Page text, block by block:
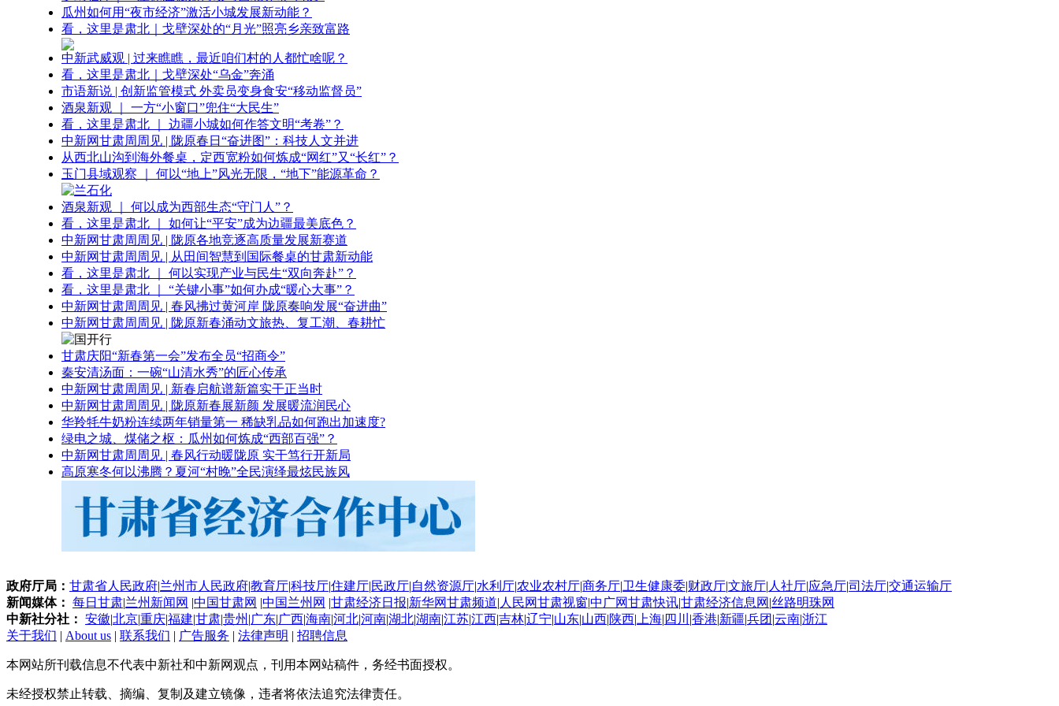
瓜州如何用“夜市经济”激活小城发展新动能？
看，这里是肃北｜戈壁深处的“月光”照亮乡亲致富路
中新武威观 | 过来瞧瞧，最近咱们村的人都忙啥呢？
看，这里是肃北｜戈壁深处“乌金”奔涌
市语新说 | 创新监管模式 外卖员变身食安“移动监督员”
酒泉新观 ｜ 一方“小窗口”兜住“大民生”
看，这里是肃北 ｜ 边疆小城如何作答文明“考卷”？
中新网甘肃周周见 | 陇原春日“奋进图”：科技人文并进
从西北山沟到海外餐桌，定西宽粉如何炼成“网红”又“长红”？
玉门县域观察 ｜ 何以“地上”风光无限，“地下”能源革命？
酒泉新观 ｜ 何以成为西部生态“守门人”？
看，这里是肃北 ｜ 如何让“平安”成为边疆最美底色？
中新网甘肃周周见 | 陇原各地竞逐高质量发展新赛道
中新网甘肃周周见 | 从田间智慧到国际餐桌的甘肃新动能
看，这里是肃北 ｜ 何以实现产业与民生“双向奔赴”？
看，这里是肃北 ｜ “关键小事”如何办成“暖心大事”？
中新网甘肃周周见 | 春风拂过黄河岸 陇原奏响发展“奋进曲”
中新网甘肃周周见 | 陇原新春涌动文旅热、复工潮、春耕忙
甘肃庆阳“新春第一会”发布全员“招商令”
秦安清汤面：一碗“山清水秀”的匠心传承
中新网甘肃周周见 | 新春启航谱新篇实干正当时
中新网甘肃周周见 | 陇原新春展新颜 发展暖流润民心
华羚牦牛奶粉连续两年销量第一 稀缺乳品如何跑出加速度?
绿电之城、煤储之枢：瓜州如何炼成“西部百强”？
中新网甘肃周周见 | 春风行动暖陇原 实干笃行开新局
高原寒冬何以沸腾？夏河“村晚”全民演绎最炫民族风
政府厅局： 甘肃省人民政府|兰州市人民政府|教育厅|科技厅|住建厅|民政厅|自然资源厅|水利厅|农业农村厅|商务厅|卫生健康委|财政厅|文旅厅| 人社厅|应急厅|司法厅|交通运输厅
新闻媒体： 每日甘肃|兰州新闻网 |中国甘肃网 |中国兰州网 |甘肃经济日报|新华网甘肃频道| 人民网甘肃视窗|中广网甘肃快讯|甘肃经济信息网 |丝路明珠网
中新社分社： 安徽|北京|重庆|福建|甘肃|贵州 |广东|广西|海南|河北|河南|湖北|湖南|江苏|江西|吉林|辽宁|山东|山西|陕西| 上海| 四川 |香港|新疆|兵团 |云南|浙江
关于我们 | About us | 联系我们 | 广告服务 | 法律声明 | 招聘信息
本网站所刊载信息不代表中新社和中新网观点，刊用本网站稿件，务经书面授权。
未经授权禁止转载、摘编、复制及建立镜像，违者将依法追究法律责任。